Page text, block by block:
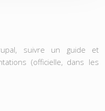
suivre un guide et
(officielle, dans les